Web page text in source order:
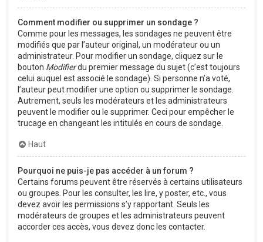
Comment modifier ou supprimer un sondage ?
Comme pour les messages, les sondages ne peuvent être
modifiés que par l’auteur original, un modérateur ou un
administrateur. Pour modifier un sondage, cliquez sur le
bouton Modifierdu premier message du sujet (c’est toujours
celui auquel est associé le sondage). Si personne n’a voté,
l’auteur peut modifier une option ou supprimer le sondage.
Autrement, seuls les modérateurs et les administrateurs
peuvent le modifier ou le supprimer. Ceci pour empêcher le
trucage en changeant les intitulés en cours de sondage.
Haut
Pourquoi ne puis-je pas accéder à un forum ?
Certains forums peuvent être réservés à certains utilisateurs
ou groupes. Pour les consulter, les lire, y poster, etc., vous
devez avoir les permissions s’y rapportant. Seuls les
modérateurs de groupes et les administrateurs peuvent
accorder ces accès, vous devez donc les contacter.